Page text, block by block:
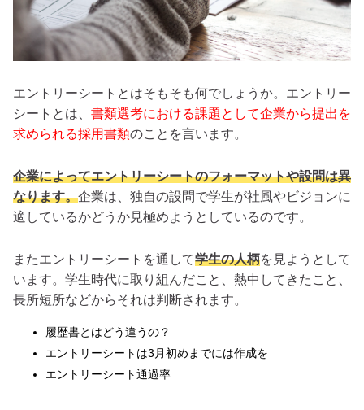
エントリーシートとはそもそも何でしょうか。エントリー
シートとは、 書類選考における課題として企業から提出を
求められる採用書類のことを言います。
企業によってエントリーシートのフォーマットや設問は異
なります。企業は、独自の設問で学生が社風やビジョンに
適しているかどうか見極めようとしているのです。
またエントリーシートを通して学生の人柄を見ようとして
います。学生時代に取り組んだこと、熱中してきたこと、
長所短所などからそれは判断されます。
履歴書とはどう違うの？
エントリーシートは3月初めまでには作成を
エントリーシート通過率